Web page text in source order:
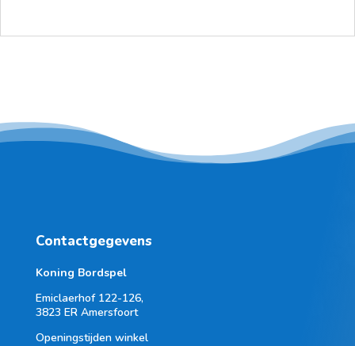
Contactgegevens
Koning Bordspel
Emiclaerhof 122-126,
3823 ER Amersfoort
Openingstijden winkel